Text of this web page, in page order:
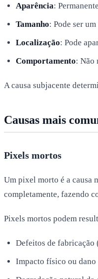
Aparência:
Tamanho: Pode ser
Localização: Pode
Comportamento: Não
A causa subjacente
Causas mais
Pixels mortos
Um pixel morto é a causa
completamente, fazendo
Pixels mortos podem
Defeitos de fabricação
Impacto físico ou dano